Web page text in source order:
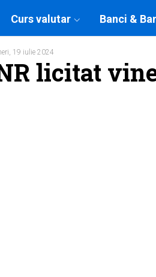
Curs valutar Banci &
19 iulie 2024
licitat